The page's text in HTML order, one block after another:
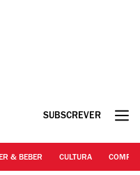
SUBSCREVER
& BEBER CULTURA